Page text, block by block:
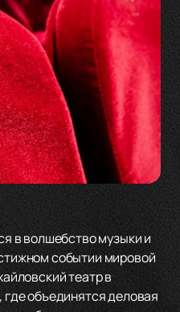
в волшебство музыки и
событии мировой
театр в
объединятся деловая